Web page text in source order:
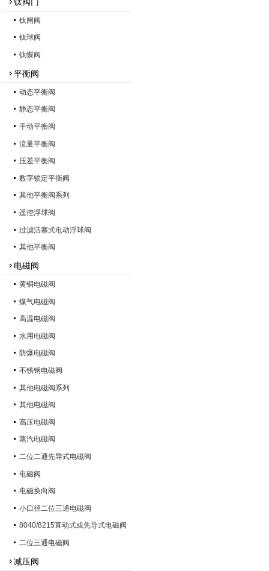
钛阀门
钛闸阀
钛球阀
钛蝶阀
平衡阀
动态平衡阀
静态平衡阀
手动平衡阀
流量平衡阀
压差平衡阀
数字锁定平衡阀
其他平衡阀系列
遥控浮球阀
过滤活塞式电动浮球阀
其他平衡阀
电磁阀
黄铜电磁阀
煤气电磁阀
高温电磁阀
水用电磁阀
防爆电磁阀
不锈钢电磁阀
其他电磁阀系列
其他电磁阀
高压电磁阀
蒸汽电磁阀
二位二通先导式电磁阀
电磁阀
电磁换向阀
小口径二位三通电磁阀
8040/8215直动式或先导式电磁阀
二位三通电磁阀
减压阀